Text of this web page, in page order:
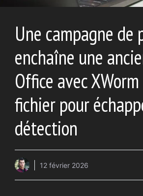
Une campagne de
enchaîne une
Office avec
fichier pour
détection
12 février 2026